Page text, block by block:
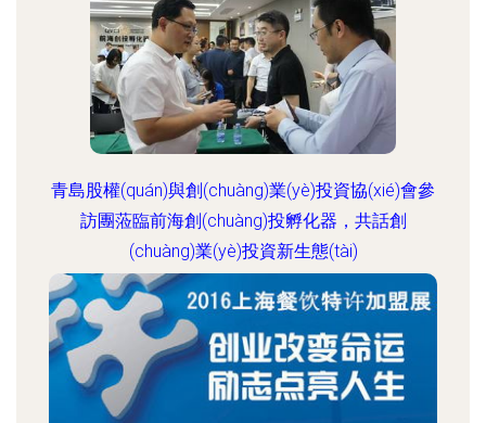
青島股權(quán)與創(chuàng)業(yè)投資協(xié)會參
訪團蒞臨前海創(chuàng)投孵化器，共話創
(chuàng)業(yè)投資新生態(tài)